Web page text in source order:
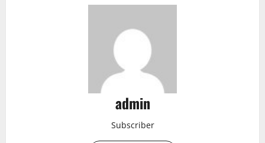
admin
Subscriber